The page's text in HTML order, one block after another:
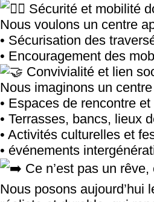
Sécurité et mobilité
Nous voulons un centre
• Sécurisation des
• Encouragement des
Convivialité et lien
Nous imaginons un
• Espaces de rencontre
• Terrasses, bancs, lieux
• Activités culturelles et
• événements
Ce n’est pas un rêve,
Nous posons aujourd’hui